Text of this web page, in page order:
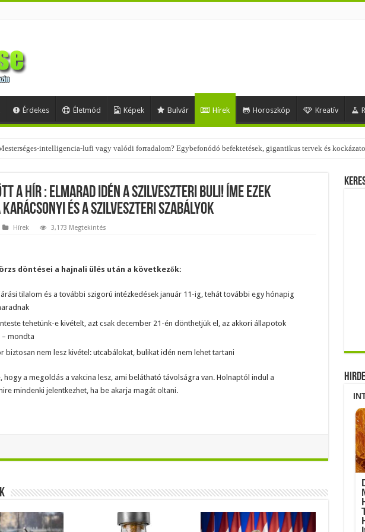
Érdekes Életmód Képek Bulvár Hírek Horoszkóp Kreatív
intelligencia-lufi vagy valódi forradalom? Egybefonódó befektetések, gigantikus tervek és
övtáskák továbbra is trendik – nézd meg, milyen stílusokhoz illenek!
hír : ELMARAD IDÉN A SZILVESZTERI BULI! ÍME EZEK
ÉS A SZILVESZTERI SZABÁLYOK
Hírek 3,173 Megtekintés
döntései a hajnali ülés után a következők:
tilalom és a további szigorú intézkedések január 11-ig, tehát további egy hónapig
tehetünk-e kivételt, azt csak december 21-én dönthetjük el, az akkori állapotok
mondta
biztosan nem lesz kivétel: utcabálokat, bulikat idén nem lehet tartani
hogy a megoldás a vakcina lesz, ami belátható távolságra van. Holnaptól indul a
mindenki jelentkezhet, ha be akarja magát oltani.